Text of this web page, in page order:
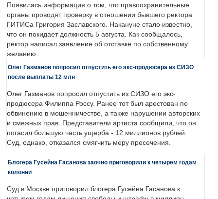
Появилась информация о том, что правоохранительные
органы проводят проверку в отношении бывшего ректора
ГИТИСа Григория Заславского. Накануне стало известно,
что он покидает должность 5 августа. Как сообщалось,
ректор написал заявление об отставке по собственному
желанию.
Олег Газманов попросил отпустить его экс-продюсера из СИЗО
после выплаты 12 млн
Олег Газманов попросил отпустить из СИЗО его экс-
продюсера Филиппа Россу. Ранее тот был арестован по
обвинению в мошенничестве, а также нарушении авторских
и смежных прав. Представители артиста сообщили, что он
погасил большую часть ущерба - 12 миллионов рублей.
Суд, однако, отказался смягчить меру пресечения.
Блогера Гусейна Гасанова заочно приговорили к четырем годам
колонии
Суд в Москве приговорил блогера Гусейна Гасанова к